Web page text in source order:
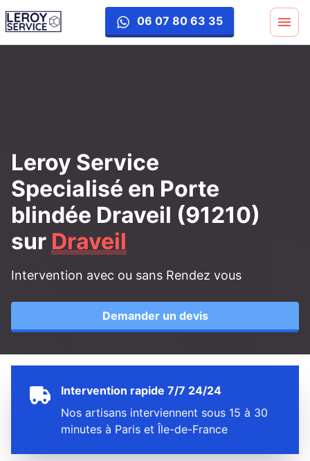
06 07 80 63 35
porte-blinde
Leroy Service
Specialisé en Porte
blindée Draveil (91210)
sur Draveil
Intervention avec ou sans Rendez vous
Demander un devis
Intervention rapide 7/7 24/24
Nos artisans interviennent sous 15 à 30
minutes à Paris et Île-de-France